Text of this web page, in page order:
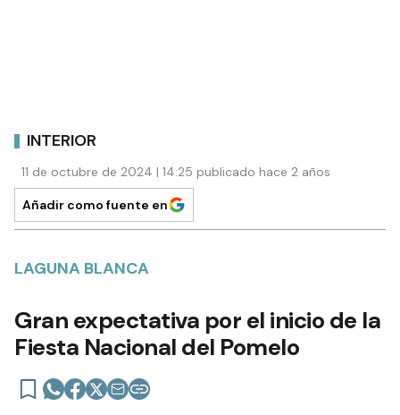
INTERIOR
11 de octubre de 2024 | 14:25 publicado hace 2 años
Añadir como fuente en
LAGUNA BLANCA
Gran expectativa por el inicio de la
Fiesta Nacional del Pomelo